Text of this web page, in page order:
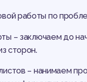
работы по
– заключаем до
сторон.
– нанимаем